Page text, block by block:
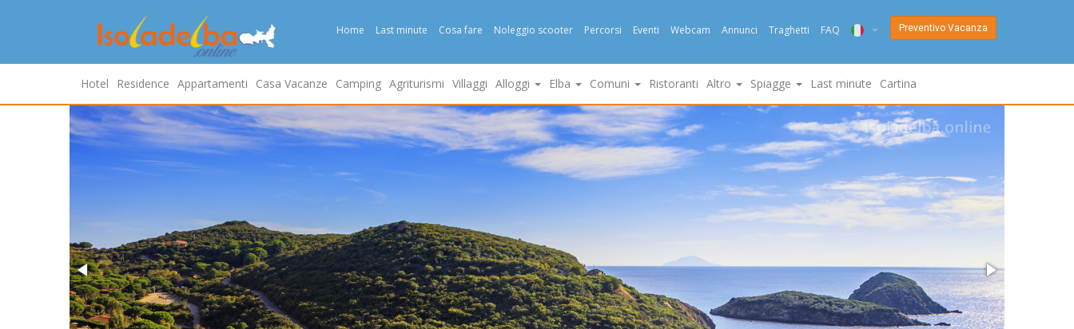
Home Last minute Cosa fare Noleggio scooter Percorsi Eventi Webcam Annunci Traghetti FAQ
ENG
DEU
NED
FRA
DAN
ESP
Preventivo Vacanza
Hotel Residence Appartamenti Casa Vacanze Camping Agriturismi Villaggi Alloggi Elba Comuni Ristoranti Altro Spiagge Last minute Cartina